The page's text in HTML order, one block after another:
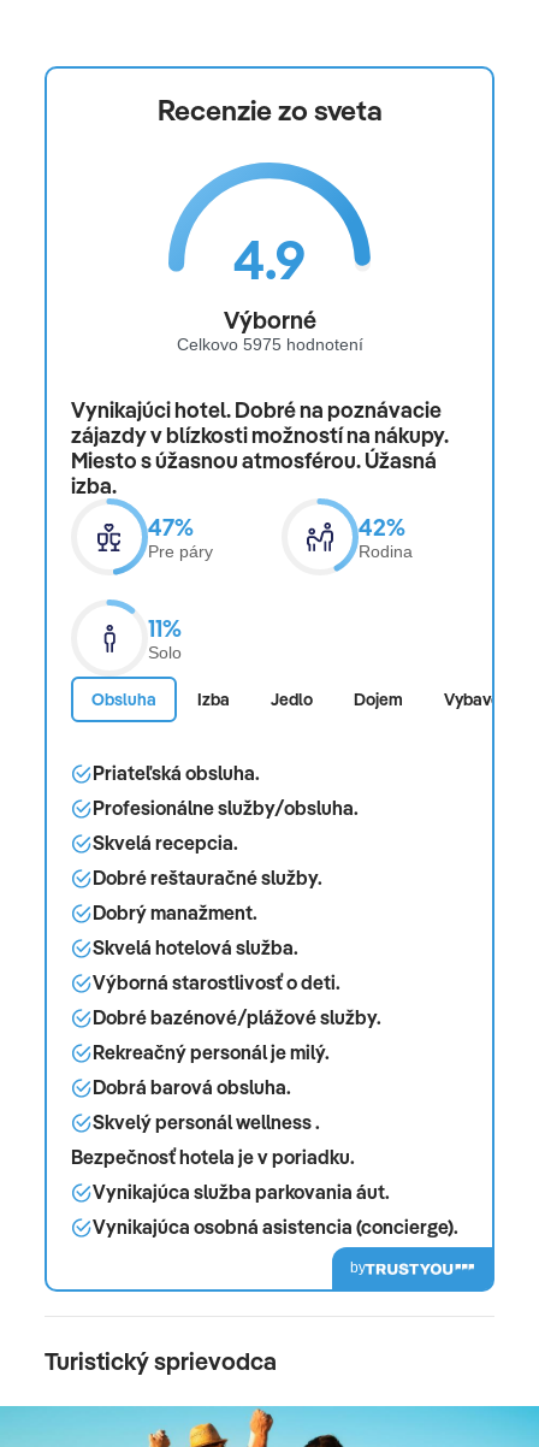
Recenzie zo sveta
4.9
Výborné
Celkovo 5975 hodnotení
Vynikajúci hotel. Dobré na poznávacie
zájazdy v blízkosti možností na nákupy.
Miesto s úžasnou atmosférou. Úžasná
izba.
47%
Pre páry
42%
Rodina
11%
Solo
Obsluha Izba Jedlo Dojem Vybavenosť
Priateľská obsluha.
Profesionálne služby/obsluha.
Skvelá recepcia.
Dobré reštauračné služby.
Dobrý manažment.
Skvelá hotelová služba.
Výborná starostlivosť o deti.
Dobré bazénové/plážové služby.
Rekreačný personál je milý.
Dobrá barová obsluha.
Skvelý personál wellness .
Bezpečnosť hotela je v poriadku.
Vynikajúca služba parkovania áut.
Vynikajúca osobná asistencia (concierge).
by
Turistický sprievodca